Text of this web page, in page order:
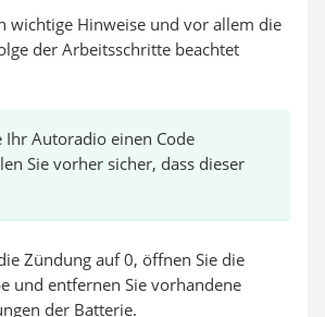
wichtige Hinweise und vor allem die
der Arbeitsschritte beachtet
Ihr Autoradio einen Code
Sie vorher sicher, dass dieser
Zündung auf 0, öffnen Sie die
und entfernen Sie vorhandene
der Batterie.